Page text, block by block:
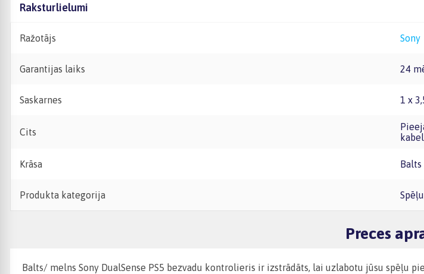
Raksturlielumi
Ražotājs Sony
Garantijas laiks 24
Saskarnes 1 x
Cits
Pieejams, ja spēle atbalsta funkciju; nepieciešams internets un PlayStation konts;
Krāsa
Produkta kategorija
Preces
Balts/ melns Sony DualSense PS5 bezvadu kontrolieris ir izstrādāts, lai uzlabotu jūsu